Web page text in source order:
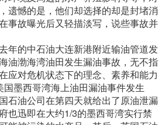
遗憾的是，他们却选择的却是封堵消
事故曝光后又轻描淡写，说些事故并
年的中石油大连新港附近输油管道发
油渤海湾油田发生漏油事故，无不指
应对危机状态下的理念、素养和能力
墨西哥湾海上油田漏油事件发生
石油公司在第四天就给出了原油泄漏
也迅即在大约1/3的墨西哥湾实行禁